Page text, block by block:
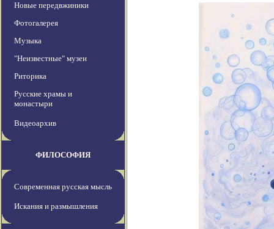
Новые передвжиники
Фотогалерея
Музыка
"Неизвестные" музеи
Риторика
Русские храмы и
монастыри
Видеоархив
ФИЛОСОФИЯ
Современная русская мысль
Искания и размышления